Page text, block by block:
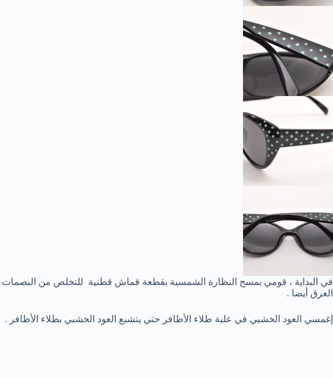
في البداية ، قومي بمسح النظارة الشمسية بقطعة قماش قطنية للتخلص من البصمات
العرق أيضا .
إغمسي العود الخشبي في علبة طلاء الأظافر حتي يتشبع العود الخشبي بطلاء الأظافر .